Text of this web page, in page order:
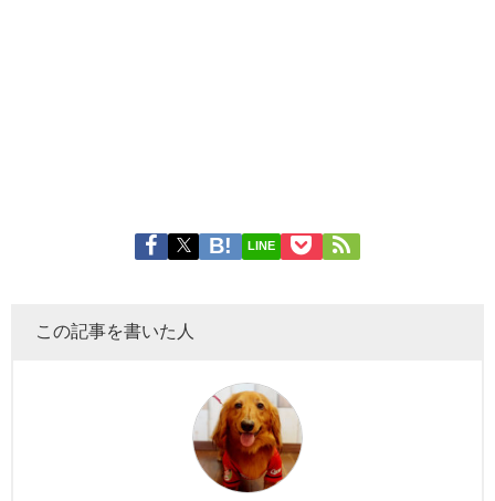
LINE
この記事を書いた人